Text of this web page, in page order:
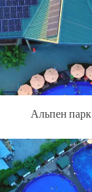
Альпен парк